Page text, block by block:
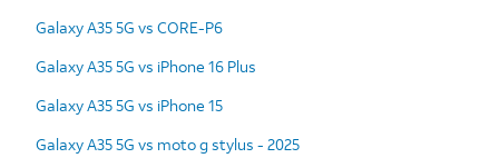
Galaxy A35 5G vs CORE-P6
Galaxy A35 5G vs iPhone 16 Plus
Galaxy A35 5G vs iPhone 15
Galaxy A35 5G vs moto g stylus - 2025